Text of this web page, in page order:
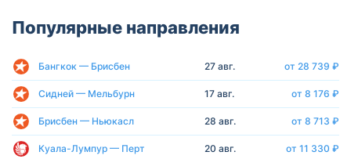
Популярные направления
Бангкок — Брисбен 27 авг. от 28 739 ₽
Сидней — Мельбурн 17 авг. от 8 176 ₽
Брисбен — Ньюкасл 28 авг. от 8 713 ₽
Куала-Лумпур — Перт 20 авг. от 11 330 ₽